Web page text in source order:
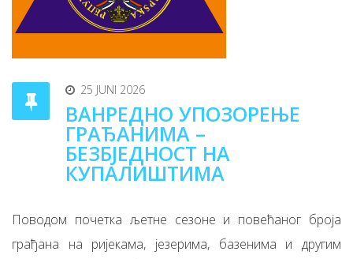
25 JUNI 2026
ВАНРЕДНО УПОЗОРЕЊЕ
ГРАЂАНИМА –
БЕЗБЈЕДНОСТ НА
КУПАЛИШТИМА
Поводом почетка љетне сезоне и повећаног броја
грађана на ријекама, језерима, базенима и другим